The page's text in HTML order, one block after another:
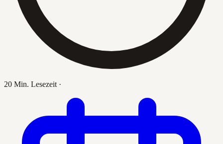
20 Min. Lesezeit ·